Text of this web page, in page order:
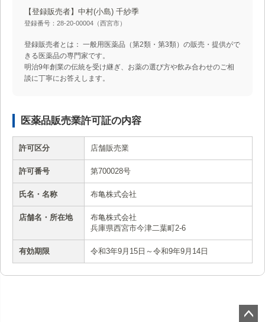
【登録販売者】中村(小島) 千紗季
登録番号：28-20-00004（西宮市）
登録販売者とは： 一般用医薬品（第2類・第3類）の販売・提供がで
きる医薬品の専門家です。
明治9年創業の伝統を受け継ぎ、お薬の選び方や飲み合わせのご相
談に丁寧にお答えします。
医薬品販売業許可証の内容
許可区分 店舗販売業
許可番号 第700028号
氏名・名称 布亀株式会社
店舗名・所在地
布亀株式会社
兵庫県西宮市今津二葉町2-6
有効期限 令和3年9月15日～令和9年9月14日